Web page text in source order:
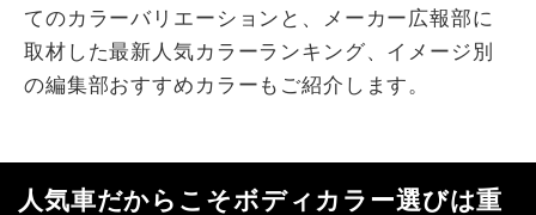
てのカラーバリエーションと、メーカー広報部に
取材した最新人気カラーランキング、イメージ別
の編集部おすすめカラーもご紹介します。
人気車だからこそボディカラー選びは重